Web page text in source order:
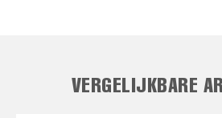
VERGELIJKBARE